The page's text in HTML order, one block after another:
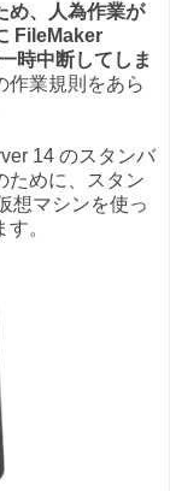
め、人為作業が
FileMaker
時中断してしま
作業規則をあら
14 のスタンバ
ために、スタン
想マシンを使っ
。